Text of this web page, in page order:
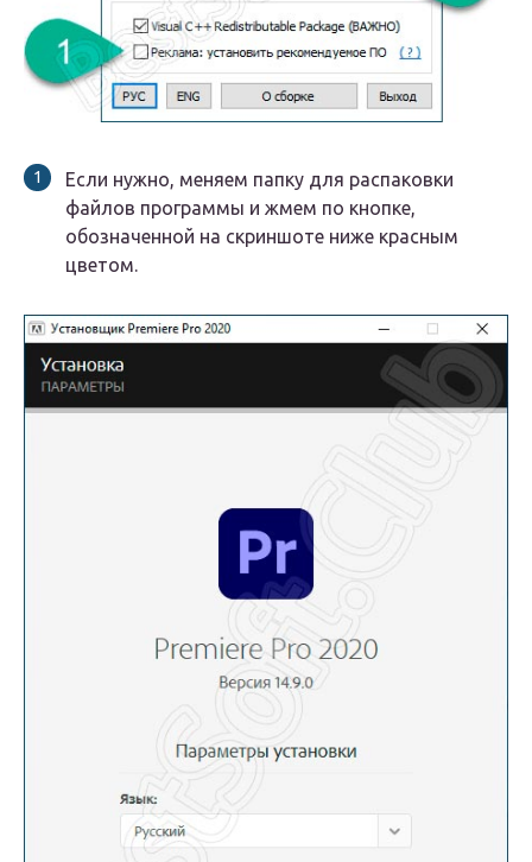
Если нужно, меняем папку для распаковки
файлов программы и жмем по кнопке,
обозначенной на скриншоте ниже красным
цветом.